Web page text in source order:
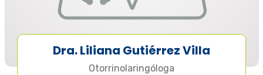
Dra. Liliana Gutiérrez Villa
Otorrinolaringóloga